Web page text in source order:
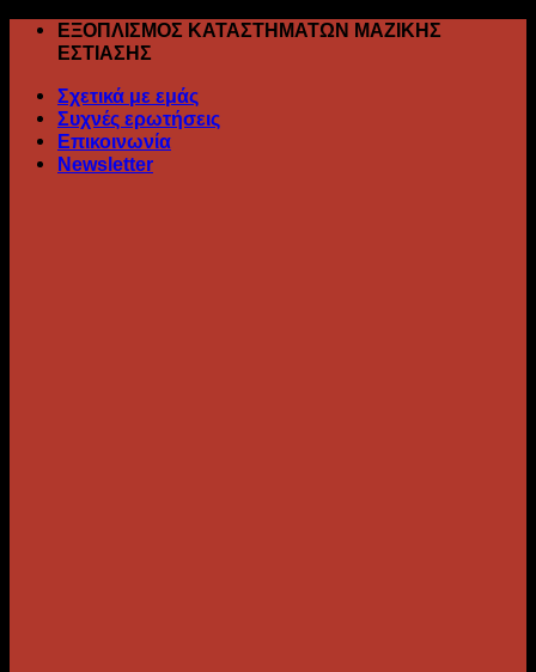
Skip
ΕΞΟΠΛΙΣΜΟΣ ΚΑΤΑΣΤΗΜΑΤΩΝ ΜΑΖΙΚΗΣ
ΕΣΤΙΑΣΗΣ
Σχετικά με εμάς
Συχνές ερωτήσεις
Επικοινωνία
Newsletter